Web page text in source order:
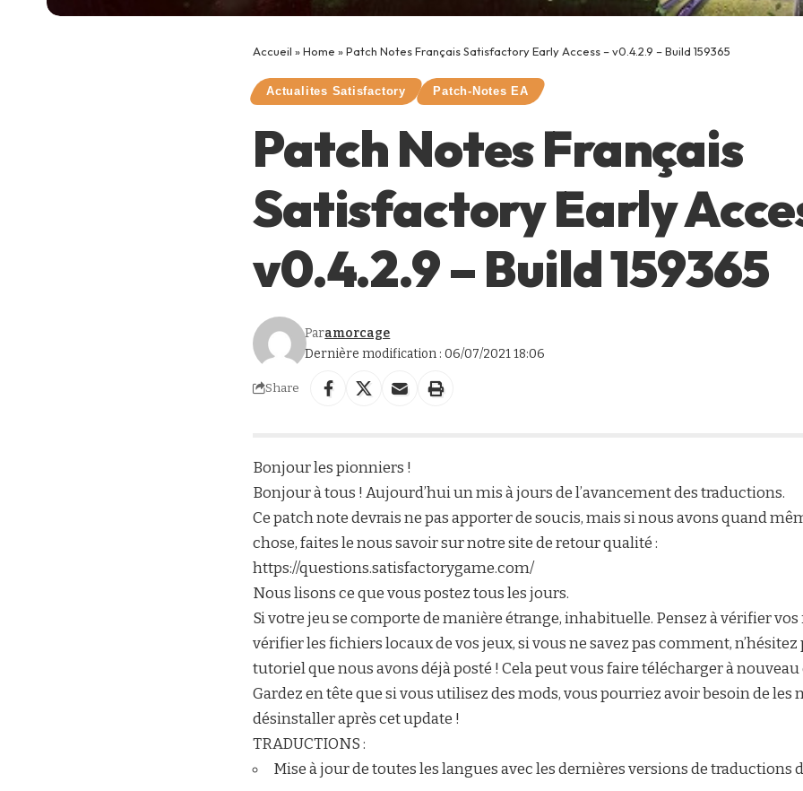
Accueil »Home »Patch Notes Français Satisfactory Early Access – v0.4.2.9 – Build 159365
Actualites Satisfactory Patch-Notes EA
Patch Notes Français
Satisfactory Early
v0.4.2.9 – Build 159365
Dernière modification : 06/07/2021 18:06
Paramorcage
Share
Bonjour les pionniers !
Bonjour à tous ! Aujourd’hui un mis à jours de l’avancement des traductions.
Ce patch note devrais ne pas apporter de soucis, mais si nous avons quand
chose, faites le nous savoir sur notre site de retour qualité :
https://questions.satisfactorygame.com/
Nous lisons ce que vous postez tous les jours.
Si votre jeu se comporte de manière étrange, inhabituelle. Pensez à vérifiervos
vérifier les fichiers locaux de vos jeux, si vous ne savez pas comment, n’hésitez
tutoriel que nous avons déjà posté ! Cela peut vous faire télécharger à
Gardez en tête que si vous utilisez des mods, vous pourriez avoir besoin de les
désinstaller après cet update !
TRADUCTIONS :
Mise à jour de toutes les langues avec les dernières versions de traductions